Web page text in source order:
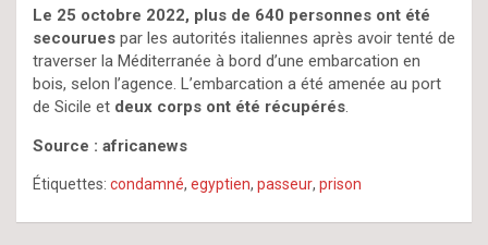
Le 25 octobre 2022, plus de 640 personnes ont été
secourues par les autorités italiennes après avoir tenté de
traverser la Méditerranée à bord d’une embarcation en
bois, selon l’agence. L’embarcation a été amenée au port
de Sicile et deux corps ont été récupérés.
Source : africanews
Étiquettes: condamné, egyptien, passeur, prison